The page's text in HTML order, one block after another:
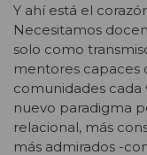
Y ahí está el
Necesitamos
solo como
mentores capaces
comunidades cada
nuevo paradigma
relacional, más
más admirados -